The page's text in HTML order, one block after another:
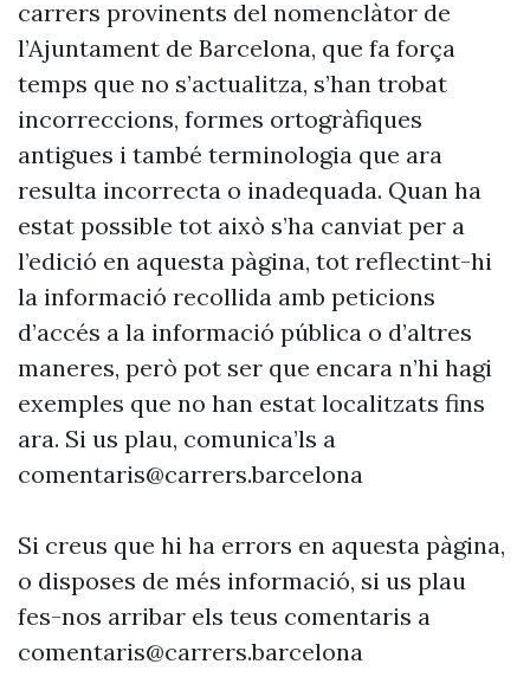
carrers provinents del nomenclàtor de
l’Ajuntament de Barcelona, que fa força
temps que no s’actualitza, s’han trobat
incorreccions, formes ortogràfiques
antigues i també terminologia que ara
resulta incorrecta o inadequada. Quan ha
estat possible tot això s’ha canviat per a
l’edició en aquesta pàgina, tot reflectint-hi
la informació recollida amb peticions
d’accés a la informació pública o d’altres
maneres, però pot ser que encara n’hi hagi
exemples que no han estat localitzats fins
ara. Si us plau, comunica’ls a
comentaris@carrers.barcelona
Si creus que hi ha errors en aquesta pàgina,
o disposes de més informació, si us plau
fes-nos arribar els teus comentaris a
comentaris@carrers.barcelona